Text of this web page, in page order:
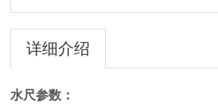
详细介绍
水尺参数：